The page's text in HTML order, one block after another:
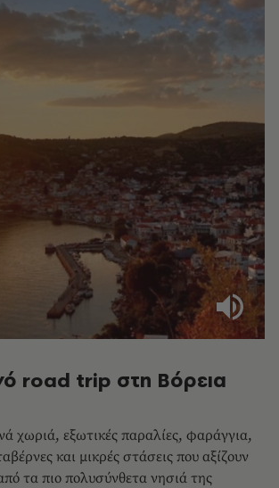
road trip στη Βόρεια
χωριά, εξωτικές παραλίες, φαράγγια,
και μικρές στάσεις που αξίζουν
τα πιο πολυσύνθετα νησιά της